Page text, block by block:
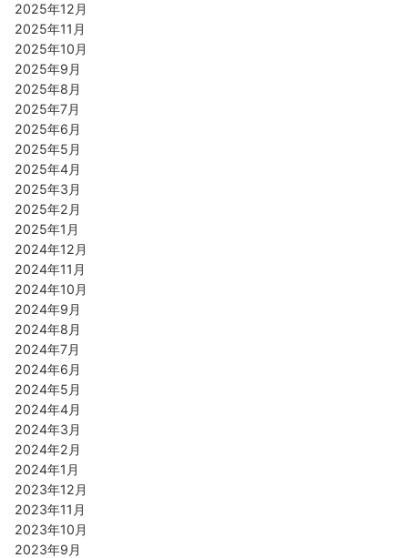
2025年12月
2025年11月
2025年10月
2025年9月
2025年8月
2025年7月
2025年6月
2025年5月
2025年4月
2025年3月
2025年2月
2025年1月
2024年12月
2024年11月
2024年10月
2024年9月
2024年8月
2024年7月
2024年6月
2024年5月
2024年4月
2024年3月
2024年2月
2024年1月
2023年12月
2023年11月
2023年10月
2023年9月